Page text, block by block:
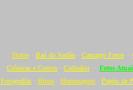
Home · Baú do Jordão · Camargo Freire ·
Crônicas e Contos · Culinária · Fotos
Fotografias · Hinos · Homenagens · Papéis de